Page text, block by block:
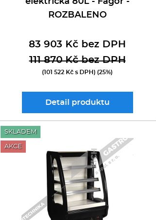
ROZBALENO
83 903 Kč bez DPH
111 870 Kč bez DPH
(101 522 Kč s DPH) (25%)
Detail produktu
SKLADEM
AKCE